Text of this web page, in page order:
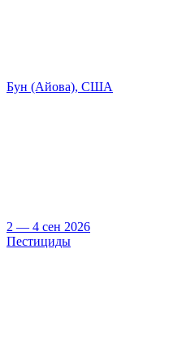
Бун (Айова), США
2 — 4 сен 2026
Пестициды